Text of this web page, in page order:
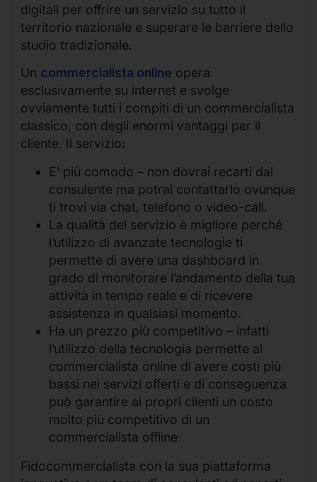
digitali per offrire un servizio su tutto il
territorio nazionale e superare le barriere dello
studio tradizionale.
Un commercialista online opera
esclusivamente su internet e svolge
ovviamente tutti i compiti di un commercialista
classico, con degli enormi vantaggi per il
cliente. Il servizio:
E’ più comodo – non dovrai recarti dal
consulente ma potrai contattarlo ovunque
ti trovi via chat, telefono o video-call.
La qualità del servizio è migliore perché
l’utilizzo di avanzate tecnologie ti
permette di avere una dashboard in
grado di monitorare l’andamento della tua
attività in tempo reale e di ricevere
assistenza in qualsiasi momento.
Ha un prezzo più competitivo – infatti
l’utilizzo della tecnologia permette al
commercialista online di avere costi più
bassi nei servizi offerti e di conseguenza
può garantire ai propri clienti un costo
molto più competitivo di un
commercialista offline
Fidocommercialista con la sua piattaforma